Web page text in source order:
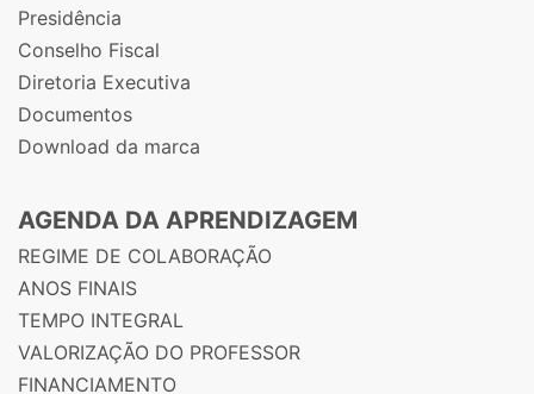
Presidência
Conselho Fiscal
Diretoria Executiva
Documentos
Download da marca
AGENDA DA APRENDIZAGEM
REGIME DE COLABORAÇÃO
ANOS FINAIS
TEMPO INTEGRAL
VALORIZAÇÃO DO PROFESSOR
FINANCIAMENTO